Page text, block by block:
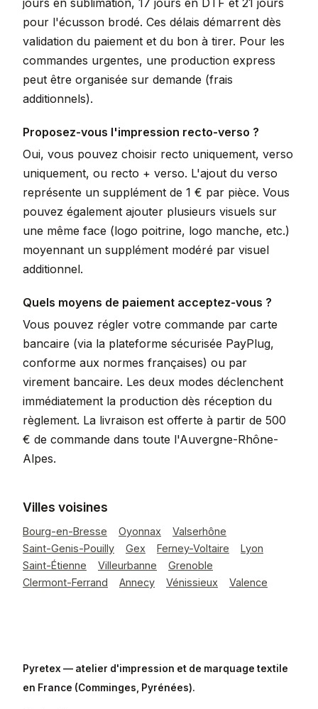
jours en sublimation, 17 jours en DTF et 21 jours
pour l'écusson brodé. Ces délais démarrent dès
validation du paiement et du bon à tirer. Pour les
commandes urgentes, une production express
peut être organisée sur demande (frais
additionnels).
Proposez-vous l'impression recto-verso ?
Oui, vous pouvez choisir recto uniquement, verso
uniquement, ou recto + verso. L'ajout du verso
représente un supplément de 1 € par pièce. Vous
pouvez également ajouter plusieurs visuels sur
une même face (logo poitrine, logo manche, etc.)
moyennant un supplément modéré par visuel
additionnel.
Quels moyens de paiement acceptez-vous ?
Vous pouvez régler votre commande par carte
bancaire (via la plateforme sécurisée PayPlug,
conforme aux normes françaises) ou par
virement bancaire. Les deux modes déclenchent
immédiatement la production dès réception du
règlement. La livraison est offerte à partir de 500
€ de commande dans toute l'Auvergne-Rhône-
Alpes.
Villes voisines
Bourg-en-Bresse Oyonnax
Valserhône
Saint-Genis-Pouilly
Gex Ferney-Voltaire
Lyon
Saint-Étienne
Villeurbanne
Grenoble
Clermont-Ferrand
Annecy Vénissieux Valence
Pyretex — atelier d'impression et de marquage textile
en France (Comminges, Pyrénées).